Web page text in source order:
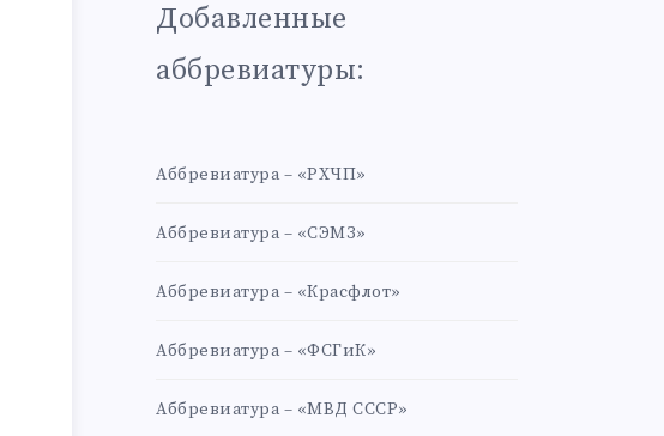
Добавленные
аббревиатуры:
Аббревиатура – «РХЧП»
Аббревиатура – «СЭМЗ»
Аббревиатура – «Красфлот»
Аббревиатура – «ФСГиК»
Аббревиатура – «МВД СССР»